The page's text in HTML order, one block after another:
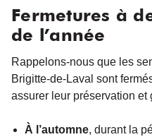
Fermetures à
de l’année
Rappelons-nous que les
Brigitte-de-Laval sont
assurer leur préservation et
À l’automne, durant la